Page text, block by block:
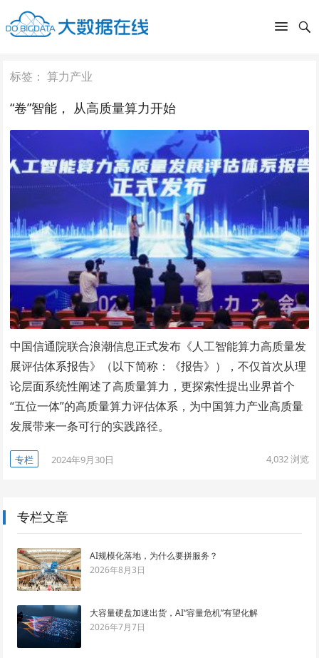
标签：算力产业
“卷”智能， 从高质量算力开始
中国信通院联合浪潮信息正式发布《人工智能算力高质量发
展评估体系报告》（以下简称：《报告》），不仅首次从理
论层面系统性阐述了高质量算力，更探索性提出业界首个
“五位一体”的高质量算力评估体系，为中国算力产业高质量
发展带来一条可行的实践路径。
专栏 2024年9月30日 4,032浏览
专栏文章
AI规模化落地，为什么要拼服务？
2026年8月3日
大容量硬盘加速出货，AI“容量危机”有望化解
2026年7月7日